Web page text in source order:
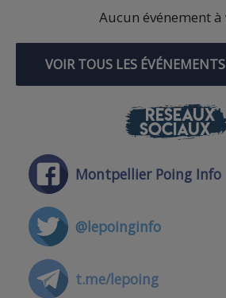
Aucun événement à
VOIR TOUS LES
RÉSEAUX
SOCIAUX
Montpellier Poing Info
@lepoinginfo
t.me/lepoing